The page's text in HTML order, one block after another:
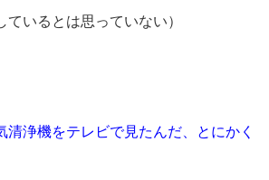
ているとは思っていない）
清浄機をテレビで見たんだ、とにかく